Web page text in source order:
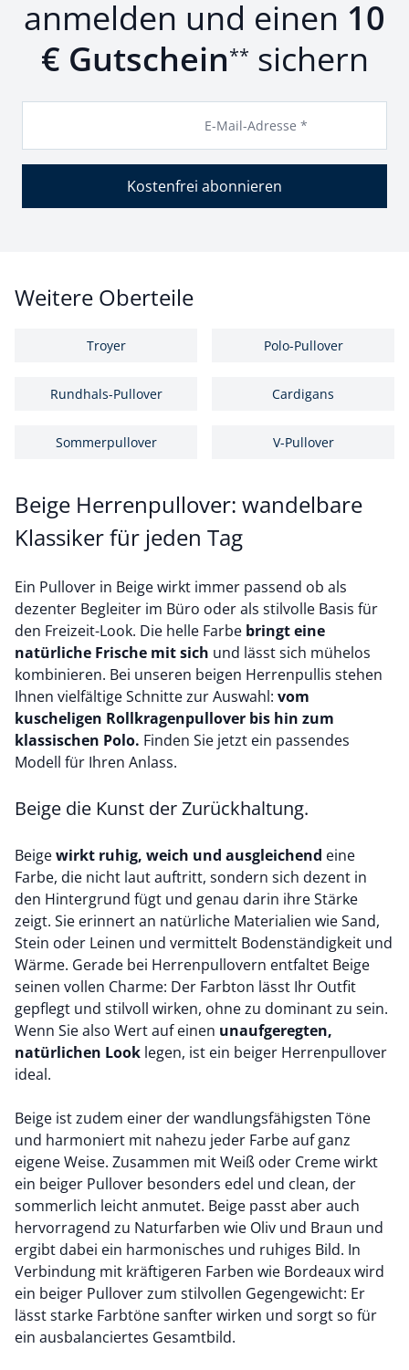
anmelden und einen 10
€ Gutschein** sichern
E-Mail-Adresse *
Kostenfrei abonnieren
Weitere Oberteile
Troyer Polo-Pullover
Rundhals-Pullover Cardigans
Sommerpullover V-Pullover
Beige Herrenpullover: wandelbare
Klassiker für jeden Tag
Ein Pullover in Beige wirkt immer passend ob als
dezenter Begleiter im Büro oder als stilvolle Basis für
den Freizeit-Look. Die helle Farbe bringt eine
natürliche Frische mit sich und lässt sich mühelos
kombinieren. Bei unseren beigen Herrenpullis stehen
Ihnen vielfältige Schnitte zur Auswahl: vom
kuscheligen Rollkragenpullover bis hin zum
klassischen Polo. Finden Sie jetzt ein passendes
Modell für Ihren Anlass.
Beige die Kunst der Zurückhaltung.
Beigewirkt ruhig, weich und ausgleichend eine
Farbe, die nicht laut auftritt, sondern sich dezent in
den Hintergrund fügt und genau darin ihre Stärke
zeigt. Sie erinnert an natürliche Materialien wie Sand,
Stein oder Leinen und vermittelt Bodenständigkeit und
Wärme. Gerade bei Herrenpullovern entfaltet Beige
seinen vollen Charme: Der Farbton lässt Ihr Outfit
gepflegt und stilvoll wirken, ohne zu dominant zu sein.
Wenn Sie also Wert auf einen unaufgeregten,
natürlichen Look legen, ist ein beiger Herrenpullover
ideal.
Beige ist zudem einer der wandlungsfähigsten Töne
und harmoniert mit nahezu jeder Farbe auf ganz
eigene Weise. Zusammen mit Weiß oder Creme wirkt
ein beiger Pullover besonders edel und clean, der
sommerlich leicht anmutet. Beige passt aber auch
hervorragend zu Naturfarben wie Oliv und Braun und
ergibt dabei ein harmonisches und ruhiges Bild. In
Verbindung mit kräftigeren Farben wie Bordeaux wird
ein beiger Pullover zum stilvollen Gegengewicht: Er
lässt starke Farbtöne sanfter wirken und sorgt so für
ein ausbalanciertes Gesamtbild.